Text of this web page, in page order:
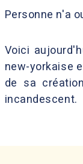
Personne n'a
Voici
new-yorkaise
de sa
incandescent.